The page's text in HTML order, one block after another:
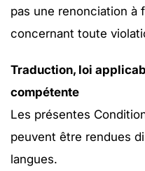
pas une renonciation à
concernant toute
Traduction, loi
compétente
Les présentes
peuvent être rendues
langues.